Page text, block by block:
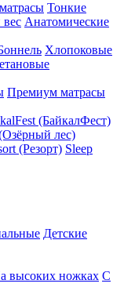
Тонкие
Анатомические
Хлопоковые
Премиум матрасы
(БайкалФест)
лес)
(Резорт) Sleep
Детские
высоких ножках С